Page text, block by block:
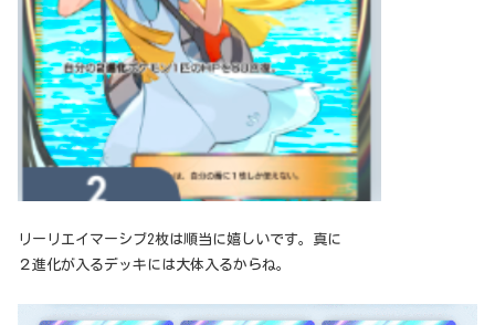
リーリエイマーシブ2枚は順当に嬉しいです。真に
２進化が入るデッキには大体入るからね。